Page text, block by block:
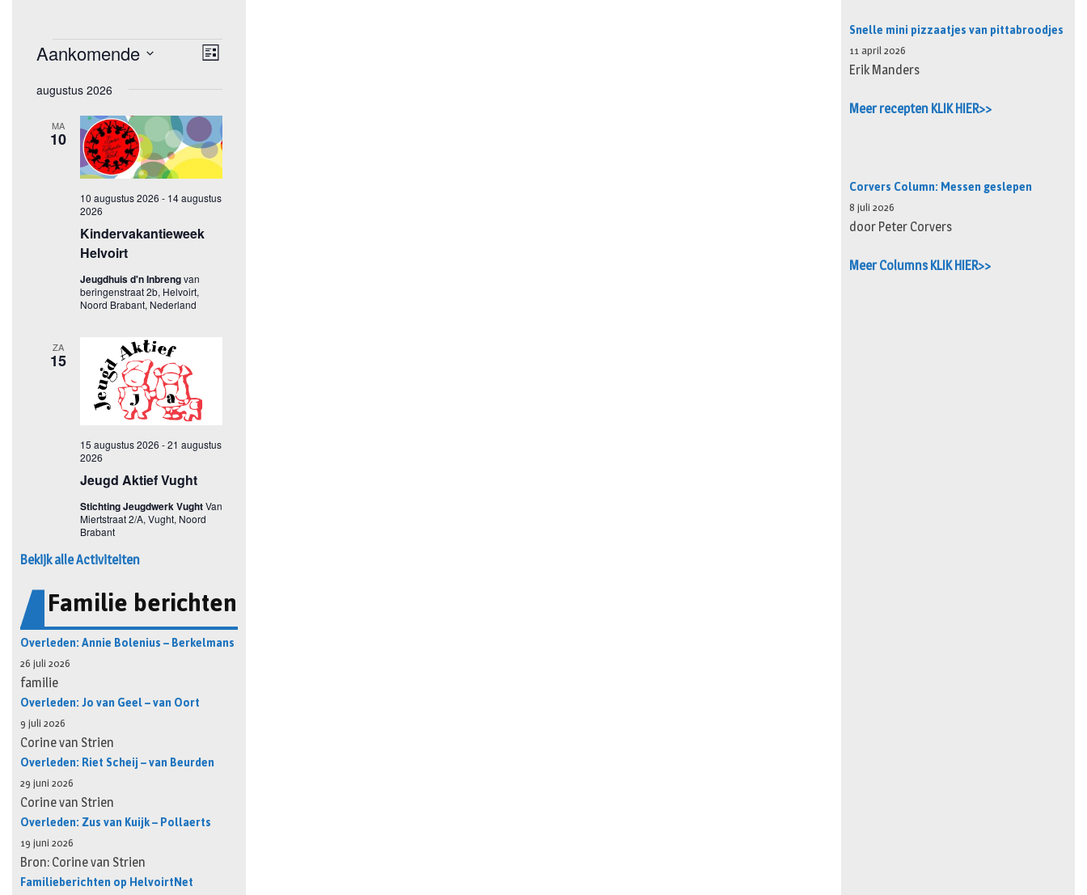
Bekijk alle Activiteiten
Familie berichten
Overleden: Annie Bolenius – Berkelmans
26 juli 2026
familie
Overleden: Jo van Geel – van Oort
9 juli 2026
Corine van Strien
Overleden: Riet Scheij – van Beurden
29 juni 2026
Corine van Strien
Overleden: Zus van Kuijk – Pollaerts
19 juni 2026
Bron: Corine van Strien
Familieberichten op HelvoirtNet
Snelle mini pizzaatjes van pittabroodjes
11 april 2026
Erik Manders
Meer recepten KLIK HIER>>
Corvers Column: Messen geslepen
8 juli 2026
door Peter Corvers
Meer Columns KLIK HIER>>